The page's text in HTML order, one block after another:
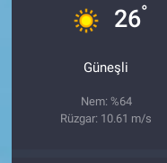
26°
Güneşli
Nem: %64
Rüzgar: 10.61 m/s